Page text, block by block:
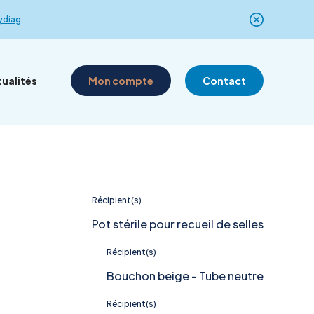
Mon compte Contact
Récipient(s)
Pot stérile pour recueil de selles
Récipient(s)
Bouchon beige - Tube neutre
Récipient(s)